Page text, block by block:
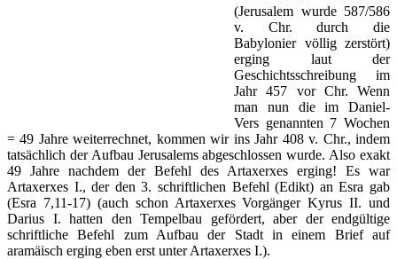
(Jerusalem wurde 587/586
v. Chr. durch die
Babylonier völlig zerstört)
erging laut der
Geschichtsschreibung im
Jahr 457 vor Chr. Wenn
man nun die im Daniel-
Vers genannten 7 Wochen
= 49 Jahre weiterrechnet, kommen wir ins Jahr 408 v. Chr., indem
tatsächlich der Aufbau Jerusalems abgeschlossen wurde. Also exakt
49 Jahre nachdem der Befehl des Artaxerxes erging! Es war
Artaxerxes I., der den 3. schriftlichen Befehl (Edikt) an Esra gab
(Esra 7,11-17) (auch schon Artaxerxes Vorgänger Kyrus II. und
Darius I. hatten den Tempelbau gefördert, aber der endgültige
schriftliche Befehl zum Aufbau der Stadt in einem Brief auf
aramäisch erging eben erst unter Artaxerxes I.).